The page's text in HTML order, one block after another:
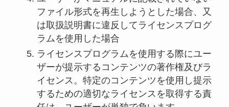
ファイル形式を再生しようとした場合、又
は取扱説明書に違反してライセンスプログ
ラムを使用した場合
ライセンスプログラムを使用する際にユー
ザーが提示するコンテンツの著作権及びラ
イセンス。特定のコンテンツを使用し提示
するための適切なライセンスを取得する責